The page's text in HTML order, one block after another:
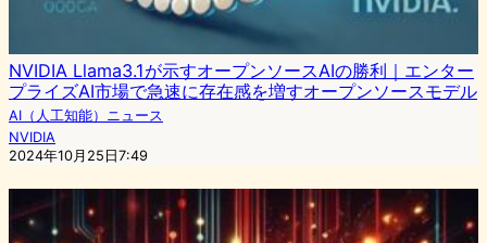
NVIDIA Llama3.1が示すオープンソースAIの勝利｜エンター
プライズAI市場で急速に存在感を増すオープンソースモデル
AI（人工知能）ニュース
NVIDIA
2024年10月25日7:49